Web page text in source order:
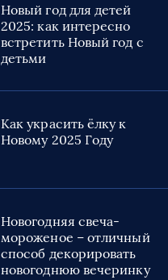
Новый год для детей
2025: как интересно
встретить Новый год с
детьми
Как украсить ёлку к
Новому 2025 Году
Новогодняя свеча-
мороженое – отличный
способ декорировать
новогоднюю вечеринку